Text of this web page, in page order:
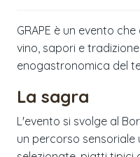
GRAPE è un evento
vino, sapori e
enogastronomica del
La sagra
L'evento si svolge al
un percorso sensoriale